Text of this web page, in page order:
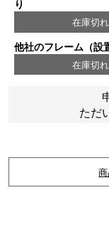
り
在庫切れ
他社のフレーム（設
在庫切れ
ただ